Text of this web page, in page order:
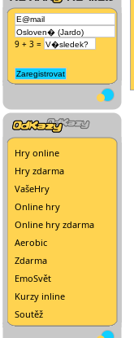
9 + 3 =
Hry online
Hry zdarma
VašeHry
Online hry
Online hry zdarma
Aerobic
Zdarma
EmoSvět
Kurzy inline
Soutěž